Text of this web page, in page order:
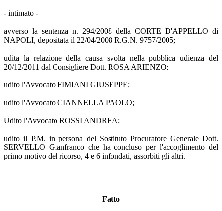
- intimato -
avverso la sentenza n. 294/2008 della CORTE D'APPELLO di
NAPOLI, depositata il 22/04/2008 R.G.N. 9757/2005;
udita la relazione della causa svolta nella pubblica udienza del
20/12/2011 dal Consigliere Dott. ROSA ARIENZO;
udito l'Avvocato FIMIANI GIUSEPPE;
udito l'Avvocato CIANNELLA PAOLO;
Udito l'Avvocato ROSSI ANDREA;
udito il P.M. in persona del Sostituto Procuratore Generale Dott.
SERVELLO Gianfranco che ha concluso per l'accoglimento del
primo motivo del ricorso, 4 e 6 infondati, assorbiti gli altri.
Fatto